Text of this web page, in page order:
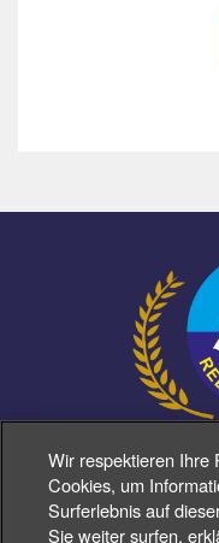
Wir respektieren Ihre
Cookies, um
Surferlebnis auf
Sie weiter surfen,